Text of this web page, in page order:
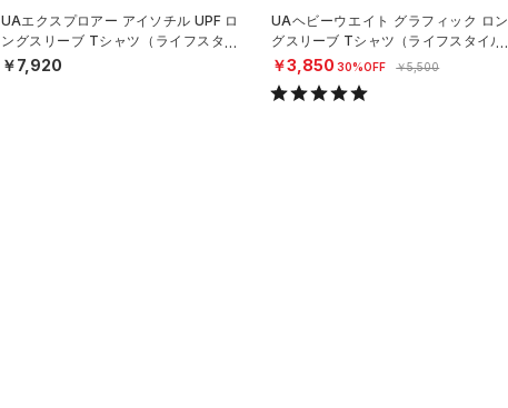
UAエクスプロアー アイソチル UPF ロ
ングスリーブ Tシャツ（ライフスタイ
ル/MEN）
￥7,920
UAヘビーウエイト グラフィック ロン
グスリーブ Tシャツ（ライフスタイル/
MEN）
￥3,850 30%OFF ￥5,500